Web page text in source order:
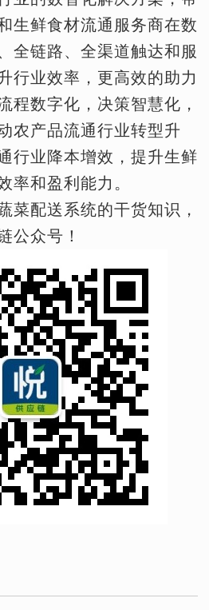
生鲜食材流通服务商在数
全链路、全渠道触达和服
行业效率，更高效的助力
程数字化，决策智慧化，
农产品流通行业转型升
行业降本增效，提升生鲜
率和盈利能力。
菜配送系统的干货知识，
公众号！